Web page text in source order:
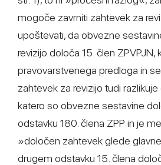
mogoče zavrniti zahtevek za
upoštevati, da obvezne
revizijo določa 15. člen ZPVPJN,
pravovarstvenega predloga in
zahtevek za revizijo tudi
katero so obvezne sestavine
odstavku 180. člena ZPP in je
»določen zahtevek glede
drugem odstavku 15. člena